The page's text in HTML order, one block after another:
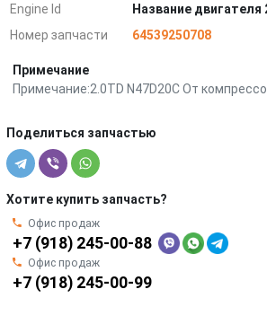
Engine Id
Название двигателя
Номер запчасти
64539250708
Примечание
Примечание:2.0TD N47D20C От
Поделиться запчастью
Хотите купить запчасть?
Офис продаж
+7 (918) 245-00-88
Офис продаж
+7 (918) 245-00-99